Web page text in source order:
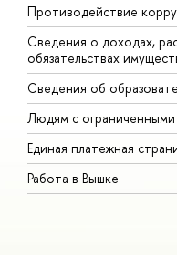
Противодействие
Сведения о доходах,
обязательствах
Сведения об
Людям с
Единая платежная
Работа в Вышке